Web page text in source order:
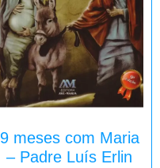
9 meses com Maria
– Padre Luís Erlin